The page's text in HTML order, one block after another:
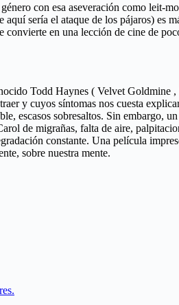
con esa aseveración como leit-
sería el ataque de los pájaros) es
en una lección de cine de
Todd Haynes ( Velvet Goldmine
y cuyos síntomas nos cuesta
escasos sobresaltos. Sin embargo,
de migrañas, falta de aire,
constante. Una película
sobre nuestra mente.